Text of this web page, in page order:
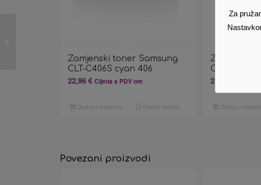
Zamjenski toner Samsung
CLT-C406S cyan 406
22,96€ Cijena s PDV om
Zamjenski
CLT-Y406S
22,96
Povezani proizvodi
Za